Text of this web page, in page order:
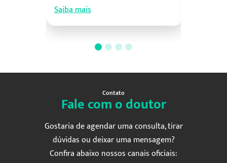
Saiba mais
Contato
Fale com o doutor
Gostaria de agendar uma consulta, tirar
dúvidas ou deixar uma mensagem?
Confira abaixo nossos canais oficiais: